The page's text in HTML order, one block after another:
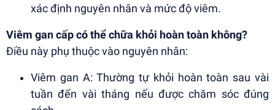
xác định nguyên nhân và mức độ viêm.
Viêm gan cấp có thể chữa khỏi hoàn toàn không?
Điều này phụ thuộc vào nguyên nhân:
Viêm gan A: Thường tự khỏi hoàn toàn sau vài
tuần đến vài tháng nếu được chăm sóc đúng